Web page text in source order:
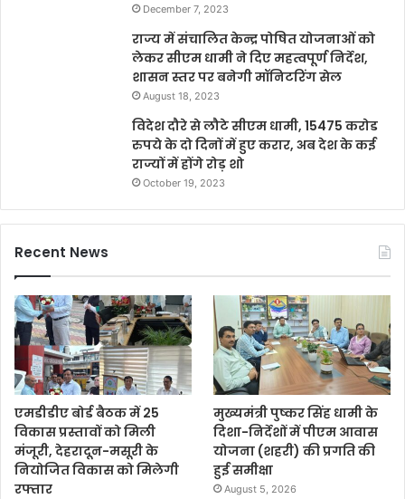
December 7, 2023
राज्य में संचालित केन्द्र पोषित योजनाओं को
लेकर सीएम धामी ने दिए महत्वपूर्ण निर्देश,
शासन स्तर पर बनेगी मॉनिटरिंग सेल
August 18, 2023
विदेश दौरे से लौटे सीएम धामी, 15475 करोड
रुपये के दो दिनों में हुए करार, अब देश के कई
राज्यों में होंगे रोड़ शो
October 19, 2023
Recent News
एमडीडीए बोर्ड बैठक में 25
विकास प्रस्तावों को मिली
मंजूरी, देहरादून-मसूरी के
नियोजित विकास को मिलेगी
रफ्तार
मुख्यमंत्री पुष्कर सिंह धामी के
दिशा-निर्देशों में पीएम आवास
योजना (शहरी) की प्रगति की
हुई समीक्षा
August 5, 2026